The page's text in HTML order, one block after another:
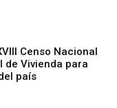
Censo Nacional
de Vivienda para
país